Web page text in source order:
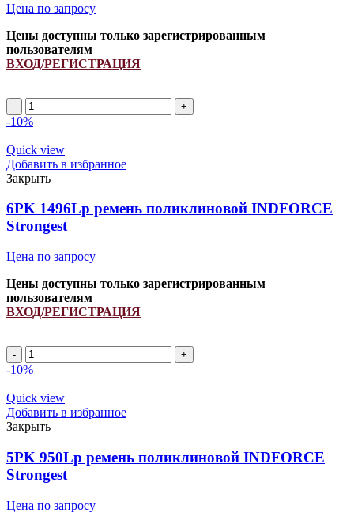
Цена по запросу
Цены доступны только зарегистрированным
пользователям
ВХОД/РЕГИСТРАЦИЯ
Количество
товара
2040Lp
ремень
поликлиновой
INDFORCE
Strongest
-10%
Quick view
Добавить в избранное
Закрыть
6PK 1496Lp ремень поликлиновой INDFORCE
Strongest
Цена по запросу
Цены доступны только зарегистрированным
пользователям
ВХОД/РЕГИСТРАЦИЯ
Количество
товара
1496Lp
ремень
поликлиновой
INDFORCE
Strongest
-10%
Quick view
Добавить в избранное
Закрыть
5PK 950Lp ремень поликлиновой INDFORCE
Strongest
Цена по запросу